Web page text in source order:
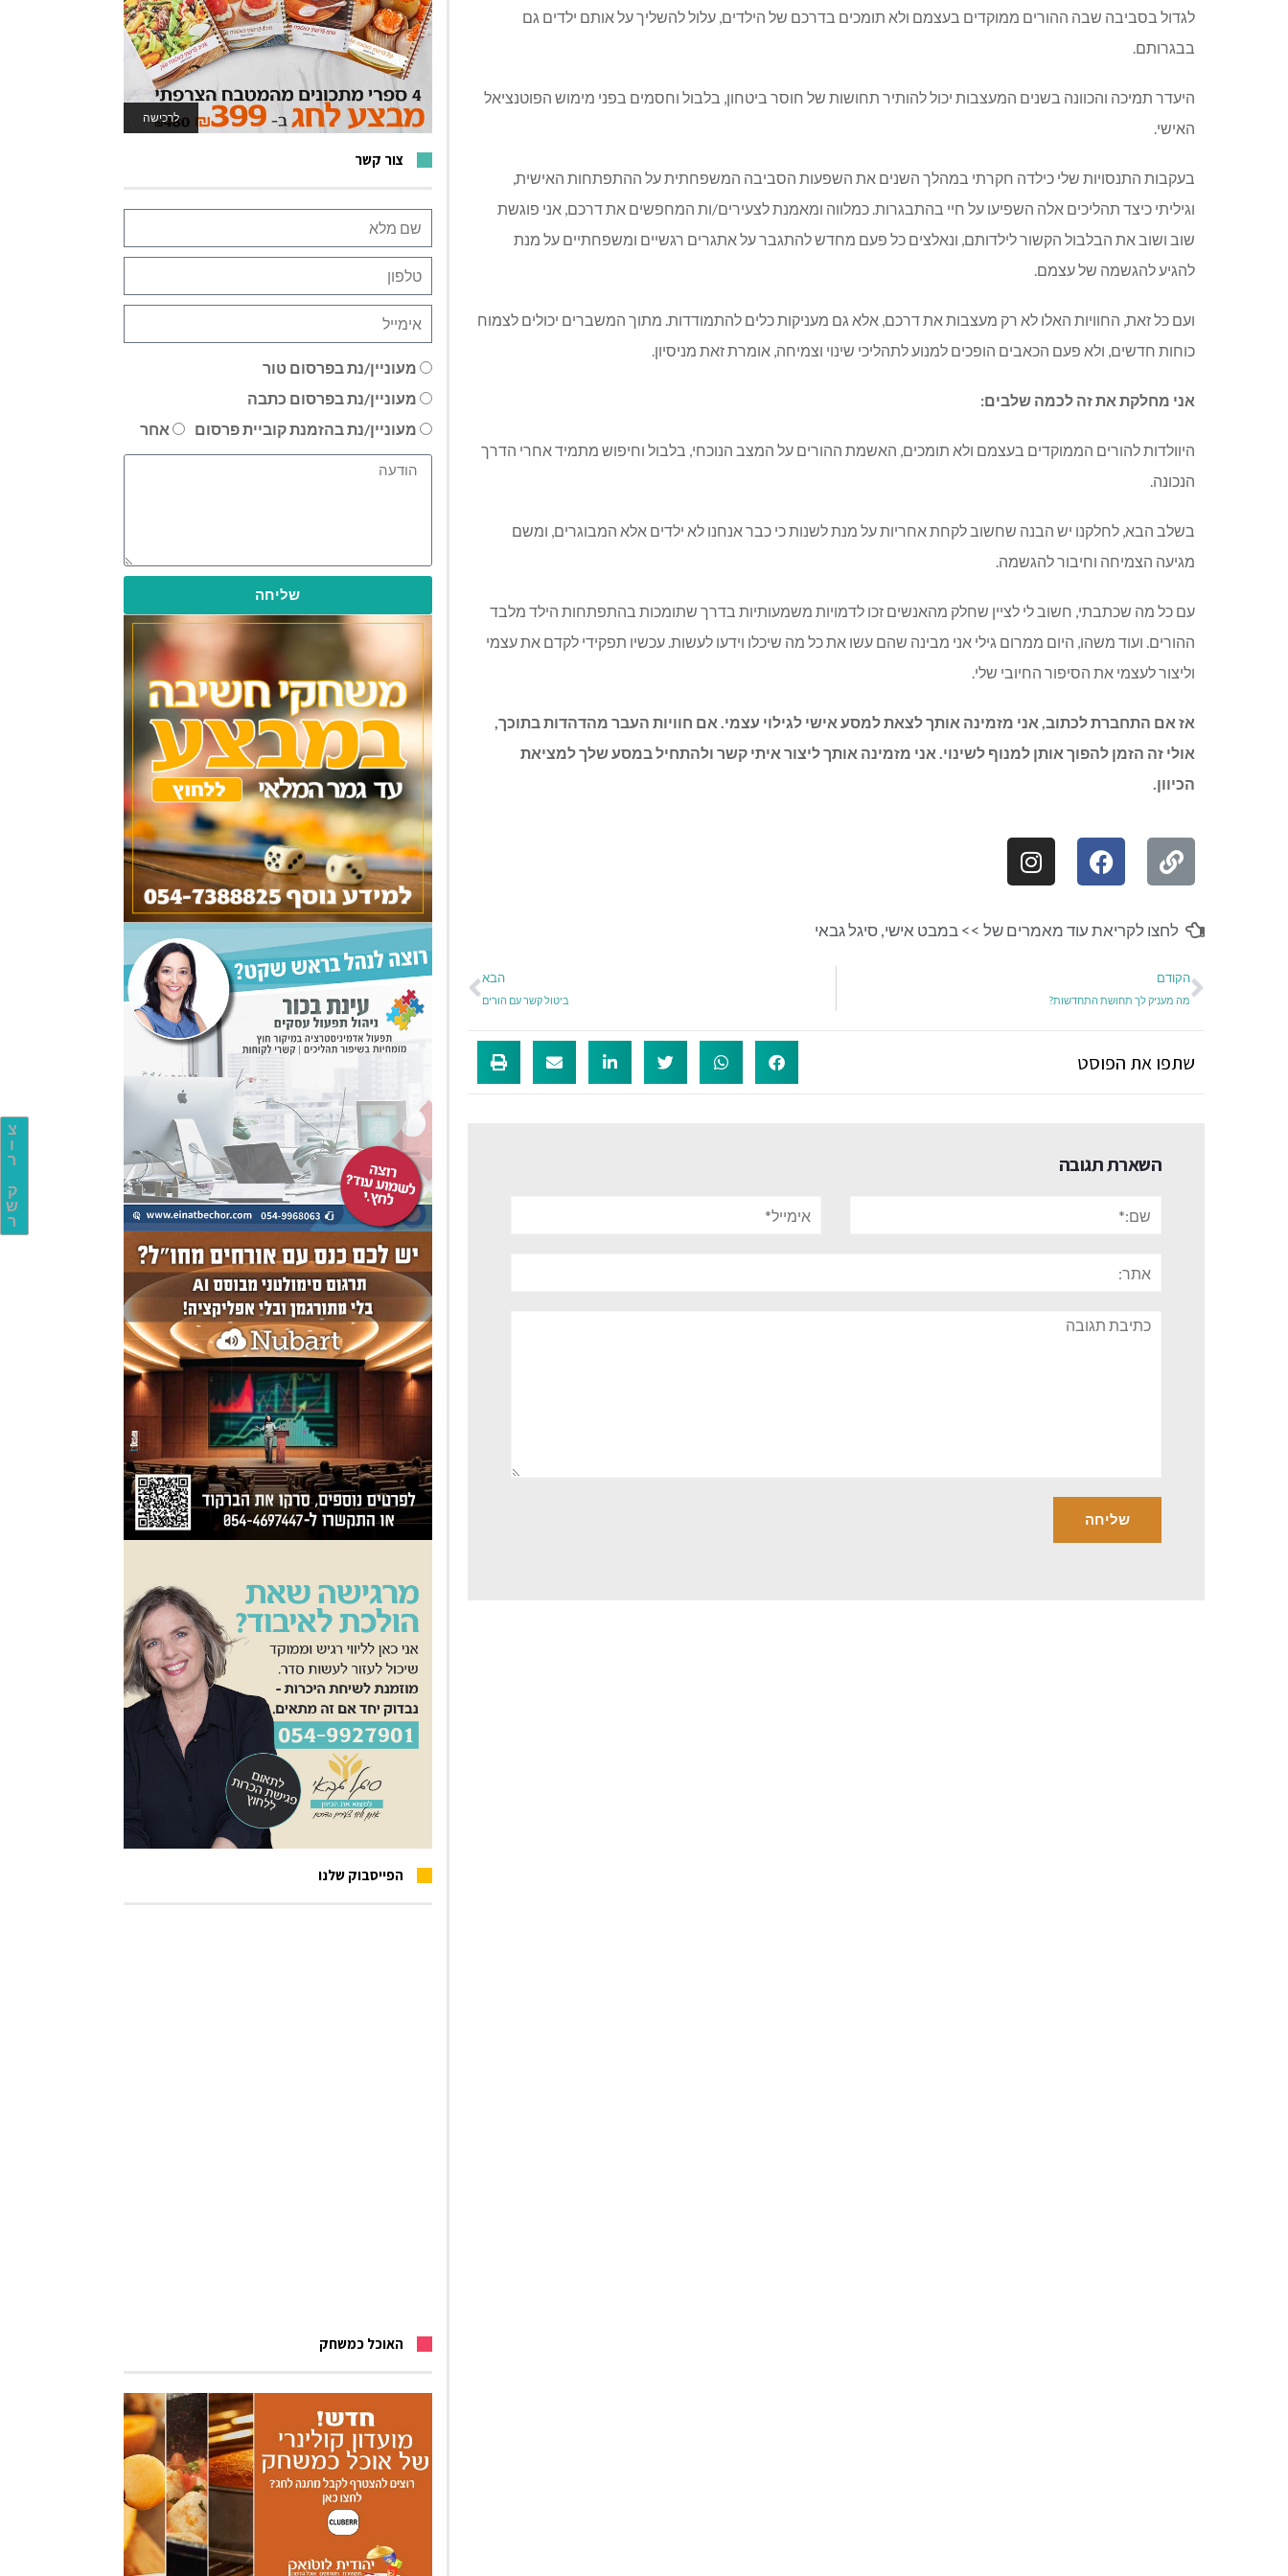
צ
ו
ר
ק
ש
ר
לגדול בסביבה שבה ההורים ממוקדים בעצמם ולא תומכים בדרכם של הילדים, עלול להשליך על אותם ילדים גם
בבגרותם.
היעדר תמיכה והכוונה בשנים המעצבות יכול להותיר תחושות של חוסר ביטחון, בלבול וחסמים בפני מימוש הפוטנציאל
האישי.
בעקבות התנסויות שלי כילדה חקרתי במהלך השנים את השפעות הסביבה המשפחתית על ההתפתחות האישית,
וגיליתי כיצד תהליכים אלה השפיעו על חיי בהתבגרות. כמלווה ומאמנת לצעירים/ות המחפשים את דרכם, אני פוגשת
שוב ושוב את הבלבול הקשור לילדותם, ונאלצים כל פעם מחדש להתגבר על אתגרים רגשיים ומשפחתיים על מנת
להגיע להגשמה של עצמם.
ועם כל זאת, החוויות האלו לא רק מעצבות את דרכם, אלא גם מעניקות כלים להתמודדות. מתוך המשברים יכולים לצמוח
כוחות חדשים, ולא פעם הכאבים הופכים למנוע לתהליכי שינוי וצמיחה, אומרת זאת מניסיון.
אני מחלקת את זה לכמה שלבים:
היוולדות להורים הממוקדים בעצמם ולא תומכים, האשמת ההורים על המצב הנוכחי, בלבול וחיפוש מתמיד אחרי הדרך
הנכונה.
בשלב הבא, לחלקנו יש הבנה שחשוב לקחת אחריות על מנת לשנות כי כבר אנחנו לא ילדים אלא המבוגרים, ומשם
מגיעה הצמיחה וחיבור להגשמה.
עם כל מה שכתבתי, חשוב לי לציין שחלק מהאנשים זכו לדמויות משמעותיות בדרך שתומכות בהתפתחות הילד מלבד
ההורים. ועוד משהו, היום ממרום גילי אני מבינה שהם עשו את כל מה שיכלו וידעו לעשות. עכשיו תפקידי לקדם את עצמי
וליצור לעצמי את הסיפור החיובי שלי.
אז אם התחברת לכתוב, אני מזמינה אותך לצאת למסע אישי לגילוי עצמי. אם חוויות העבר מהדהדות בתוכך,
אולי זה הזמן להפוך אותן למנוף לשינוי. אני מזמינה אותך ליצור איתי קשר ולהתחיל במסע שלך למציאת
הכיוון.
לחצו לקריאת עוד מאמרים של >>במבט אישי,סיגל גבאי
הקודם
מה מעניק לך תחושת התחדשות?
הבא
ביטול קשר עם הורים
שתפו את הפוסט
השארת תגובה
תגובה
לרכישה
לאתר המשחקים
צור קשר
מעוניין/נת בפרסום טור
מעוניין/נת בפרסום כתבה
מעוניין/נת בהזמנת קוביית פרסום
אחר
שליחה
הפייסבוק שלנו
האוכל כמשחק